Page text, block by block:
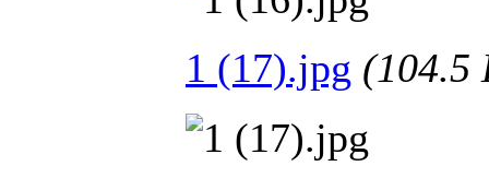
1 (17).jpg (104.5